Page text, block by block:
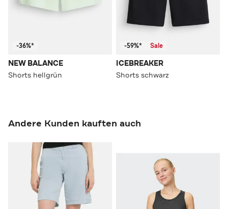
-36%*
NEW BALANCE
Shorts hellgrün
-59%* Sale
ICEBREAKER
Shorts schwarz
Andere Kunden kauften auch